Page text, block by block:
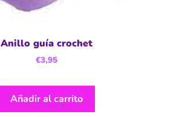
Anillo guía crochet
€3,95
Añadir al carrito